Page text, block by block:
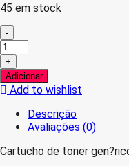
45 em stock
-
Quantidade
de
HP
Q2683A
Magenta
Toner
Compativel
+
Adicionar
Add to wishlist
Descrição
Avaliações (0)
Cartucho de toner